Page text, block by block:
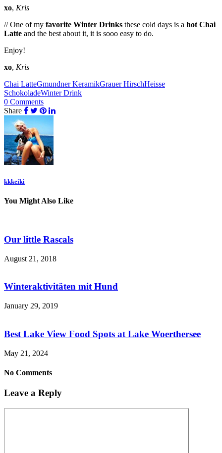
xo, Kris
// One of my favorite Winter Drinks these cold days is a hot Chai
Latte and the best about it, it is sooo easy to do.
Enjoy!
xo, Kris
Chai LatteGmundner KeramikGrauer HirschHeisse
SchokoladeWinter Drink
0 Comments
Share
kkkeiki
You Might Also Like
Our little Rascals
August 21, 2018
Winteraktivitäten mit Hund
January 29, 2019
Best Lake View Food Spots at Lake Woerthersee
May 21, 2024
No Comments
Leave a Reply